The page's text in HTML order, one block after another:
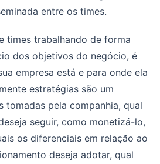
entre os times.
times trabalhando de forma
dos objetivos do negócio, é
empresa está e para onde ela
estratégias são um
tomadas pela companhia, qual
seguir, como monetizá-lo,
os diferenciais em relação ao
deseja adotar, qual